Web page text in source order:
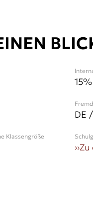
Klassengröße
15%
DE
››Zu